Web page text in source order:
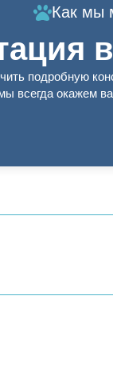
Как мы
подробную
всегда